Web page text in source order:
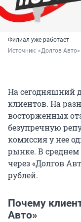
Филиал уже работает
Источник: «Долгов Авто»
На сегодняшний
клиентов. На
восторженных
безупречную
комиссия у нее
рынке. В
через «Долгов
рублей.
Почему
Авто»